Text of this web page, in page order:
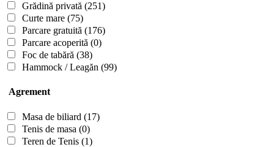
Grădină privată (251)
Curte mare (75)
Parcare gratuită (176)
Parcare acoperită (0)
Foc de tabără (38)
Hammock / Leagăn (99)
Agrement
Masa de biliard (17)
Tenis de masa (0)
Teren de Tenis (1)